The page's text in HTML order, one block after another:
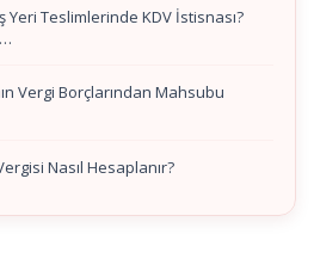
Yeri Teslimlerinde KDV İstisnası?
Vergi Borçlarından Mahsubu
Nasıl Hesaplanır?